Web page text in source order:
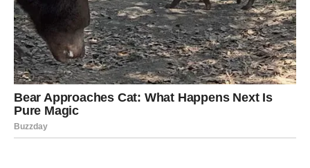
Mnogo posjetilaca planira ostati samo nekoliko dana,
ali često produže odmor jer ne žele otići. Osjećaj